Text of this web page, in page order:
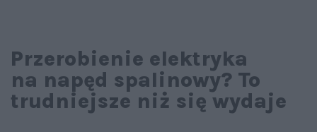
Przerobienie elektryka
na napęd spalinowy? To
trudniejsze niż się wydaje